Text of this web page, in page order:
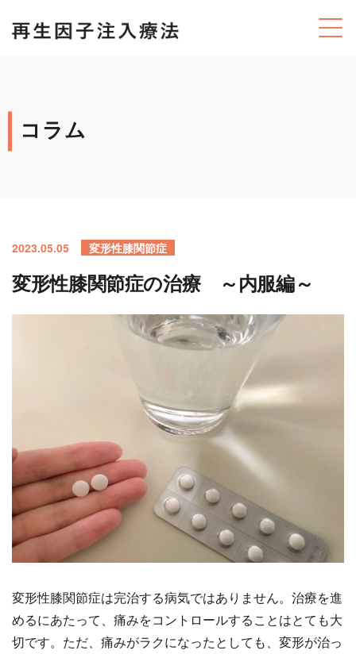
コラム
2023.05.05 変形性膝関節症
変形性膝関節症の治療 ～内服編～
変形性膝関節症は完治する病気ではありません。治療を進
めるにあたって、痛みをコントロールすることはとても大
切です。ただ、痛みがラクになったとしても、変形が治っ